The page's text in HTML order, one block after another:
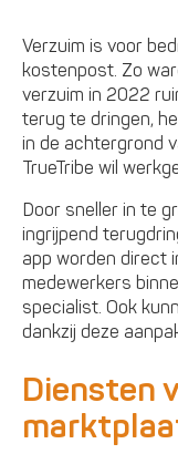
Verzuim is voor
kostenpost. Zo
verzuim in 2022
terug te dringen,
in de achtergrond
TrueTribe wil
Door sneller in te
ingrijpend
app worden direct
medewerkers
specialist. Ook
dankzij deze
Diensten